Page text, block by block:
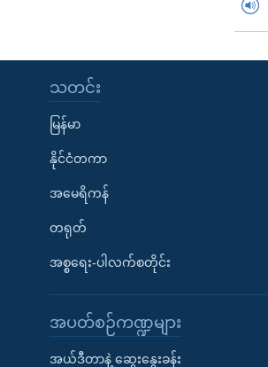
သတင်း
မြန်မာ
နိုင်ငံတကာ
အမေရိကန်
တရုတ်
အစ္စရေး-ပါလက်စတိုင်း
အပတ်စဉ်ကဏ္ဍများ
အယ်ဒီတာနဲ့ ဆွေးနွေးခန်း